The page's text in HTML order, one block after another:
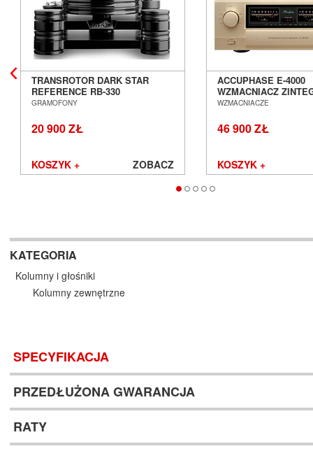
TRANSROTOR DARK STAR
REFERENCE RB-330
GRAMOFON ANALOGOWY
GRAMOFONY
20 900 ZŁ
KOSZYK + ZOBACZ
ACCUPHASE E-4000
WZMACNIACZ
SALON POZNAŃ
WZMACNIACZE
46 900 ZŁ
KOSZYK +
KATEGORIA
Kolumny i głośniki
Kolumny zewnętrzne
SPECYFIKACJA
PRZEDŁUŻONA GWARANCJA
RATY